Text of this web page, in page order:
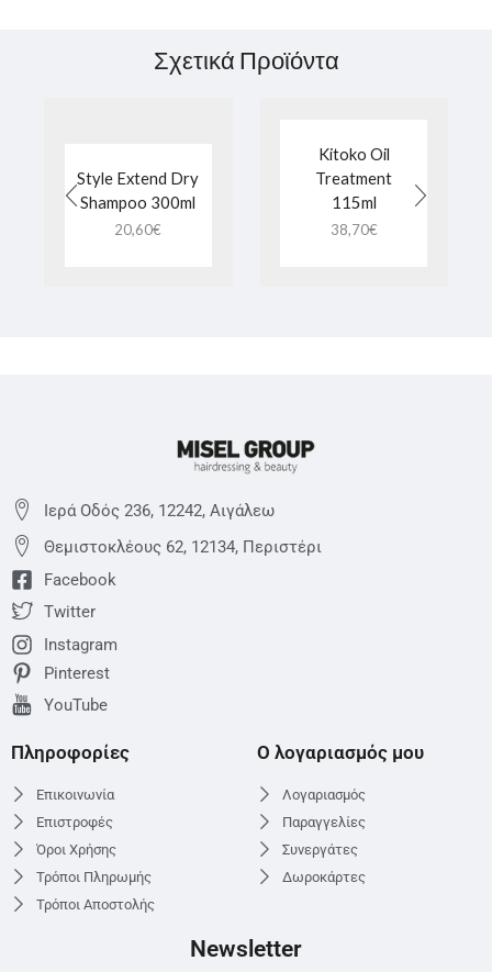
Σχετικά Προϊόντα
Style Extend Dry
Shampoo 300ml
20,60€
Kitoko Oil
Treatment
115ml
38,70€
Ιερά Οδός 236, 12242, Αιγάλεω
Θεμιστoκλέους 62, 12134, Περιστέρι
Facebook
Twitter
Instagram
Pinterest
YouTube
Πληροφορίες
Επικοινωνία
Επιστροφές
Όροι Χρήσης
Τρόποι Πληρωμής
Τρόποι Αποστολής
Ο λογαριασμός μου
Λογαριασμός
Παραγγελίες
Συνεργάτες
Δωροκάρτες
Newsletter